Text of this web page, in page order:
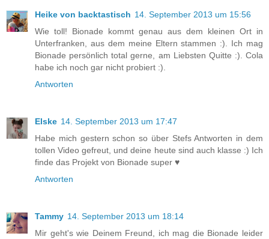
Heike von backtastisch 14. September 2013 um 15:56
Wie toll! Bionade kommt genau aus dem kleinen Ort in
Unterfranken, aus dem meine Eltern stammen :). Ich mag
Bionade persönlich total gerne, am Liebsten Quitte :). Cola
habe ich noch gar nicht probiert :).
Antworten
Elske 14. September 2013 um 17:47
Habe mich gestern schon so über Stefs Antworten in dem
tollen Video gefreut, und deine heute sind auch klasse :) Ich
finde das Projekt von Bionade super ♥
Antworten
Tammy 14. September 2013 um 18:14
Mir geht's wie Deinem Freund, ich mag die Bionade leider